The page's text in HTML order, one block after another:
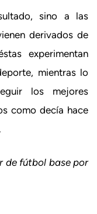
sino a las
derivados de
experimentan
mientras lo
los mejores
como decía hace
de fútbol base por